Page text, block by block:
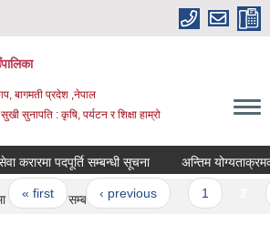
बागमती प्रदेश ,नेपाल
सुखी सुनापति : कृषि, पर्यटन र शिक्षा हाम्रो
करारमा पदपूर्ति सम्बन्धी सूचना अन्तिम
« first ‹ previous
उपस्थित हुने सम्बन्धमा